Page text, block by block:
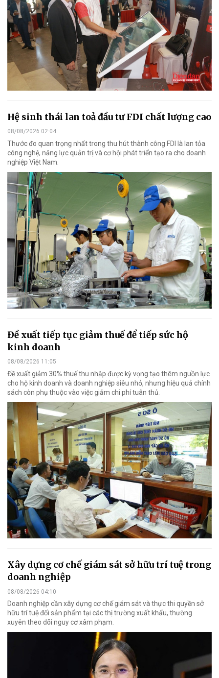
Hệ sinh thái lan toả đầu tư FDI chất lượng cao
08/08/2026 02:04
Thước đo quan trọng nhất trong thu hút thành công FDI là lan tỏa
công nghệ, năng lực quản trị và cơ hội phát triển tạo ra cho doanh
nghiệp Việt Nam.
Đề xuất tiếp tục giảm thuế để tiếp sức hộ
kinh doanh
08/08/2026 11:05
Đề xuất giảm 30% thuế thu nhập được kỳ vọng tạo thêm nguồn lực
cho hộ kinh doanh và doanh nghiệp siêu nhỏ, nhưng hiệu quả chính
sách còn phụ thuộc vào việc giảm chi phí tuân thủ.
Xây dựng cơ chế giám sát sở hữu trí tuệ trong
doanh nghiệp
08/08/2026 04:10
Doanh nghiệp cần xây dựng cơ chế giám sát và thực thi quyền sở
hữu trí tuệ đối sản phẩm tại các thị trường xuất khẩu, thường
xuyên theo dõi nguy cơ xâm phạm.